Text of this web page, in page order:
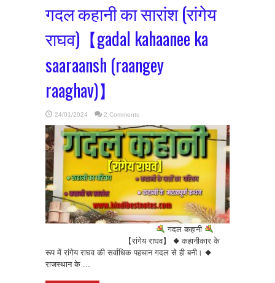
गदल कहानी का सारांश (रांगेय
राघव)【gadal kahaanee ka
saaraansh (raangey
raaghav)】
24/01/2024 2 Comments
गदल कहानी
【रांगेय राघव】 ◆ कहानीकार के
रूप में रांगेय राघव की सर्वाधिक पहचान गदल से ही बनी। ◆
राजस्थान के ...